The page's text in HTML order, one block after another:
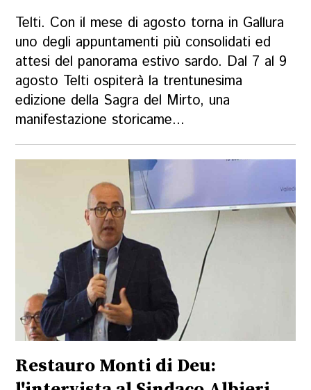
Telti. Con il mese di agosto torna in Gallura
uno degli appuntamenti più consolidati ed
attesi del panorama estivo sardo. Dal 7 al 9
agosto Telti ospiterà la trentunesima
edizione della Sagra del Mirto, una
manifestazione storicame...
Restauro Monti di Deu: